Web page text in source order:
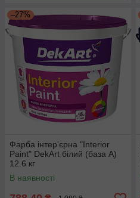
–27%
Фарба інтер'єрна "Interior
Paint" DekArt білий (база А)
12.6 кг
В наявності